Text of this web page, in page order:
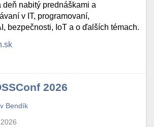
deň nabitý prednáškami a
v IT, programovaní,
bezpečnosti, IoT a o ďalších témach.
2026
Bendík